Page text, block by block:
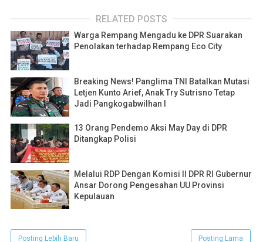
RELATED POSTS
Warga Rempang Mengadu ke DPR Suarakan
Penolakan terhadap Rempang Eco City
Breaking News! Panglima TNI Batalkan Mutasi
Letjen Kunto Arief, Anak Try Sutrisno Tetap
Jadi Pangkogabwilhan I
13 Orang Pendemo Aksi May Day di DPR
Ditangkap Polisi
Melalui RDP Dengan Komisi II DPR RI Gubernur
Ansar Dorong Pengesahan UU Provinsi
Kepulauan
Posting Lebih Baru Posting Lama